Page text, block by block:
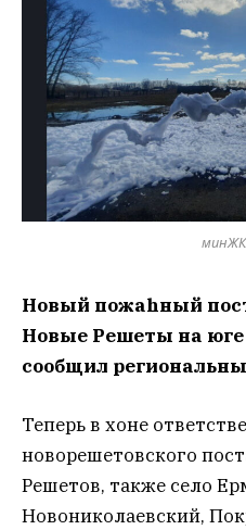
Новый пожаhный
Новые Решеты на юге
сообщил
Теперь в хоне
новорешетовского
Решетов, также село
Новониколаевский,